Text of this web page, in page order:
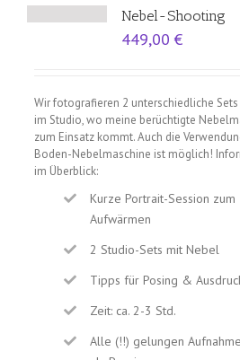
Nebel-Shooting
449,00 €
Wir fotografieren 2 unterschiedliche
im Studio, wo meine berüchtigte
zum Einsatz kommt. Auch die
Boden-Nebelmaschine ist möglich!
im Überblick:
Kurze Portrait-Session zum
Aufwärmen
2 Studio-Sets mit Nebel
Tipps für Posing &
Zeit: ca. 2-3 Std.
Alle (!!) gelungen